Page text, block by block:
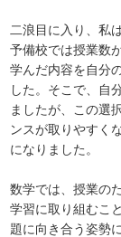
二浪目に入り、私
予備校では授業数
学んだ内容を自分
した。そこで、自
ましたが、この選
ンスが取りやすく
になりました。
数学では、授業の
学習に取り組むこ
題に向き合う姿勢